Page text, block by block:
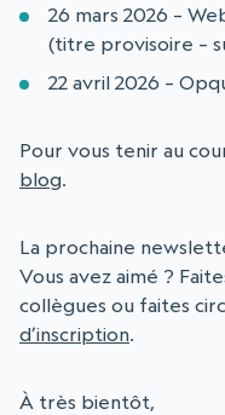
26 mars 2026 –
(titre provisoire –
22 avril 2026 –
Pour vous tenir au
blog.
La prochaine
Vous avez aimé ?
collègues ou faites
d’inscription.
À très bientôt,